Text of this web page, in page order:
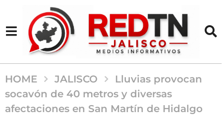
HOME JALISCO
Lluvias provocan
socavón de 40 metros y diversas
afectaciones en San Martín de Hidalgo